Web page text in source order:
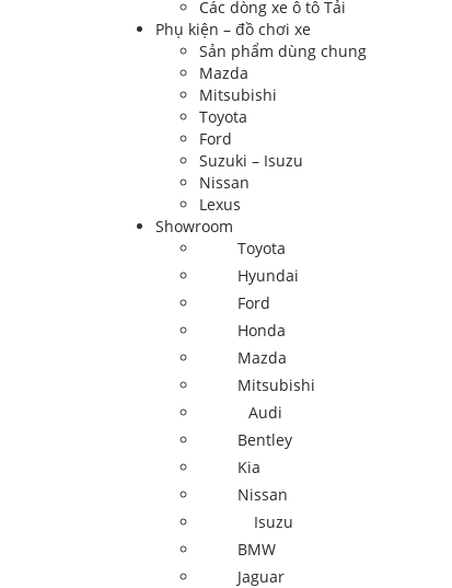
Các dòng xe ô tô Tải
Phụ kiện – đồ chơi xe
Sản phẩm dùng chung
Mazda
Mitsubishi
Toyota
Ford
Suzuki – Isuzu
Nissan
Lexus
Showroom
Toyota
Hyundai
Ford
Honda
Mazda
Mitsubishi
Audi
Bentley
Kia
Nissan
Isuzu
BMW
Jaguar